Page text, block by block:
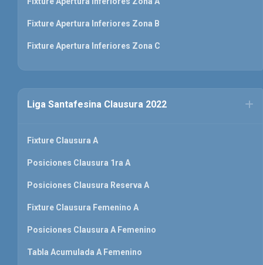
Fixture Apertura Inferiores Zona B
Fixture Apertura Inferiores Zona C
Liga Santafesina Clausura 2022
Fixture Clausura A
Posiciones Clausura 1ra A
Posiciones Clausura Reserva A
Fixture Clausura Femenino A
Posiciones Clausura A Femenino
Tabla Acumulada A Femenino